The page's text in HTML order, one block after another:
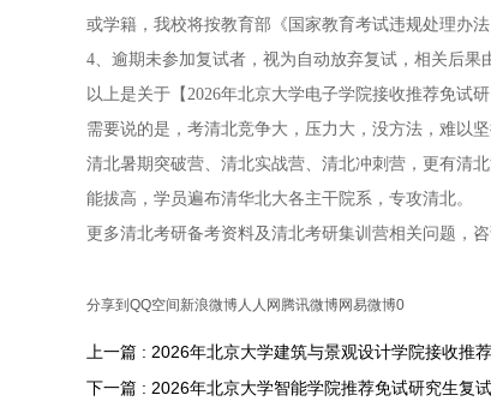
或学籍，我校将按教育部《国家教育考试违规处理办
4、逾期未参加复试者，视为自动放弃复试，相关后果
以上是关于【2026年北京大学电子学院接收推荐免试
需要说的是，考清北竞争大，压力大，没方法，难以
清北暑期突破营、清北实战营、清北冲刺营，更有清
能拔高，学员遍布清华北大各主干院系，专攻清北。
更多清北考研备考资料及清北考研集训营相关问题，咨
分享到 QQ空间 新浪微博人人网 腾讯微博网易微博0
上一篇 : 2026年北京大学建筑与景观设计学院接收推
下一篇 : 2026年北京大学智能学院推荐免试研究生复